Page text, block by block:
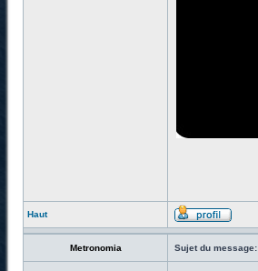
Haut
Metronomia Sujet du message: